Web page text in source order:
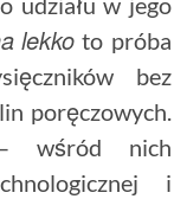
lekko to próba
bez
poręczowych.
wśród nich
i